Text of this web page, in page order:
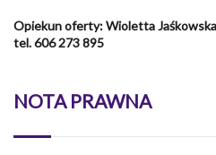
Opiekun oferty: Wioletta Jaśkowska
tel. 606 273 895
NOTA PRAWNA